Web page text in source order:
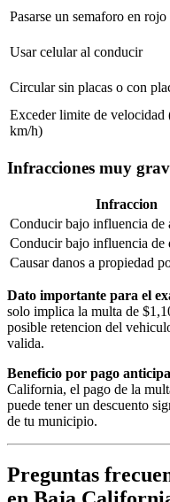
Pasarse un semaforo en rojo
Usar celular al conducir
Circular sin placas o con
Exceder limite de velocidad
km/h)
Infracciones muy
Infraccion
Conducir bajo influencia de
Conducir bajo influencia de
Causar danos a propiedad
Dato importante para el
solo implica la multa de
posible retencion del
valida.
Beneficio por pago
California, el pago de la
puede tener un descuento
de tu municipio.
Preguntas